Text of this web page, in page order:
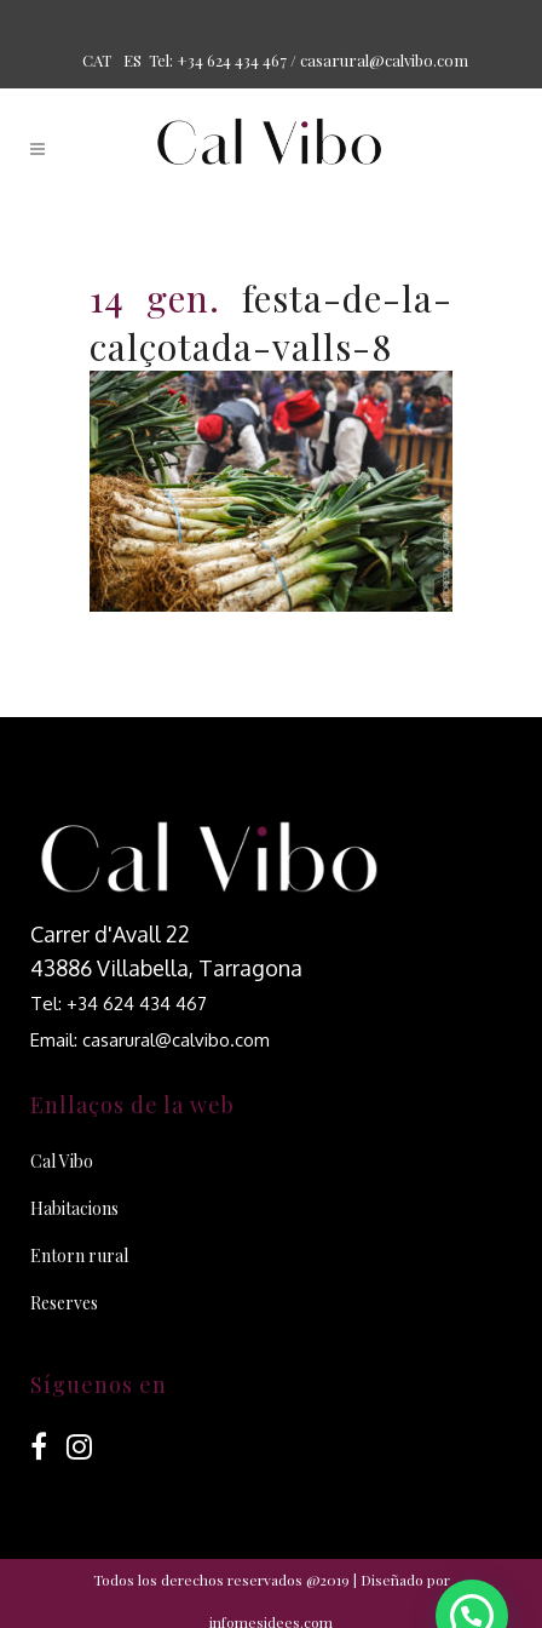
CAT ES Tel: +34 624 434 467 / casarural@calvibo.com
14 gen. festa-de-la-
calçotada-valls-8
Carrer d'Avall 22
43886 Villabella, Tarragona
Tel: +34 624 434 467
Email: casarural@calvibo.com
Enllaços de la web
Cal Vibo
Habitacions
Entorn rural
Reserves
Síguenos en
Todos los derechos reservados @2019 | Diseñado por
infomesidees.com